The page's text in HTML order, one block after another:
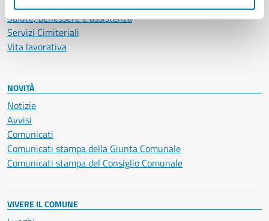
Salute, benessere e assistenza
Servizi Cimiteriali
Vita lavorativa
NOVITÀ
Notizie
Avvisi
Comunicati
Comunicati stampa della Giunta Comunale
Comunicati stampa del Consiglio Comunale
VIVERE IL COMUNE